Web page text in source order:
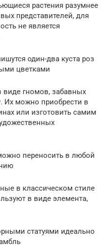
растения разумнее
представителей, для
не является
один-два куста роз
цветками
гномов, забавных
Их можно приобрести в
или изготовить самим
переносить в любой
в классическом стиле
в виде элемента,
статуями идеально